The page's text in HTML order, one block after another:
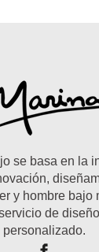
se basa en la
y hombre bajo
de
personalizado.